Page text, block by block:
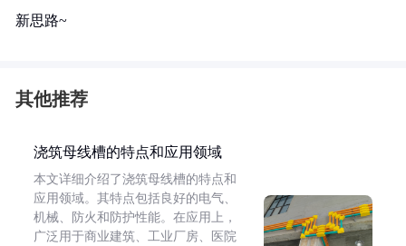
新思路~
其他推荐
浇筑母线槽的特点和应用领域
本文详细介绍了浇筑母线槽的特点和
应用领域。其特点包括良好的电气、
机械、防火和防护性能。在应用上，
广泛用于商业建筑、工业厂房、医院